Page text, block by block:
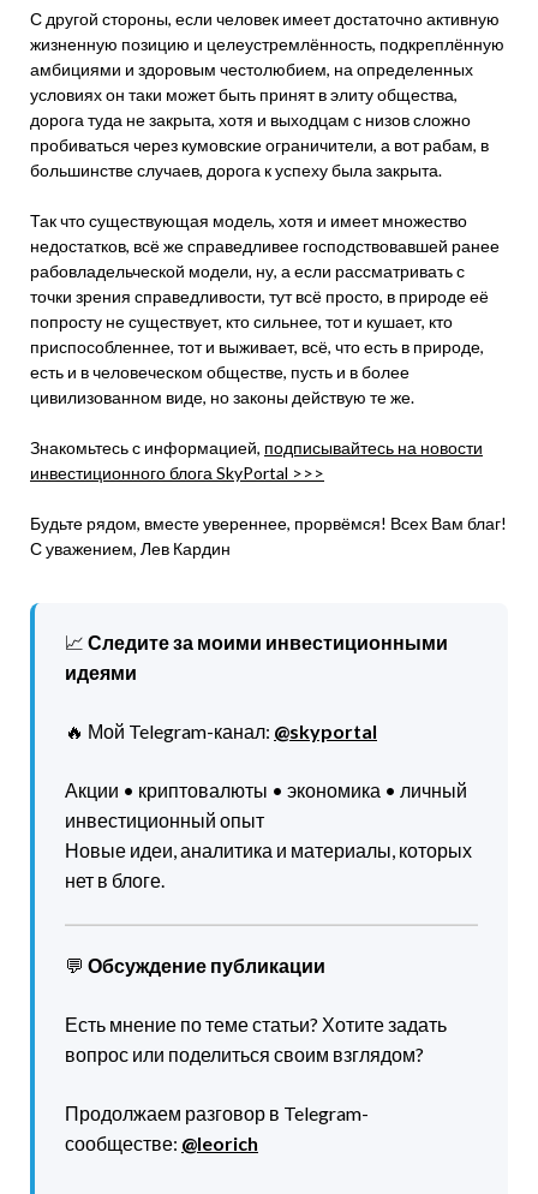
С другой стороны, если человек имеет достаточно активную
жизненную позицию и целеустремлённость, подкреплённую
амбициями и здоровым честолюбием, на определенных
условиях он таки может быть принят в элиту общества,
дорога туда не закрыта, хотя и выходцам с низов сложно
пробиваться через кумовские ограничители, а вот рабам, в
большинстве случаев, дорога к успеху была закрыта.
Так что существующая модель, хотя и имеет множество
недостатков, всё же справедливее господствовавшей ранее
рабовладельческой модели, ну, а если рассматривать с
точки зрения справедливости, тут всё просто, в природе её
попросту не существует, кто сильнее, тот и кушает, кто
приспособленнее, тот и выживает, всё, что есть в природе,
есть и в человеческом обществе, пусть и в более
цивилизованном виде, но законы действую те же.
Знакомьтесь с информацией, подписывайтесь на новости
инвестиционного блога SkyPortal >>>
Будьте рядом, вместе увереннее, прорвёмся! Всех Вам благ!
С уважением, Лев Кардин
📈 Следите за моими инвестиционными
идеями
🔥 Мой Telegram-канал: @skyportal
Акции • криптовалюты • экономика • личный
инвестиционный опыт
Новые идеи, аналитика и материалы, которых
нет в блоге.
💬 Обсуждение публикации
Есть мнение по теме статьи? Хотите задать
вопрос или поделиться своим взглядом?
Продолжаем разговор в Telegram-
сообществе: @leorich